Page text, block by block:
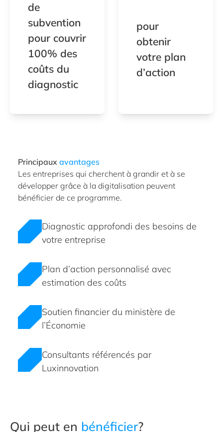
de
subvention
pour couvrir
100% des
coûts du
diagnostic
pour
obtenir
votre plan
d’action
Principaux avantages
Les entreprises qui cherchent à grandir et à se
développer grâce à la digitalisation peuvent
bénéficier de ce programme.
Diagnostic approfondi des besoins de
votre entreprise
Plan d’action personnalisé avec
estimation des coûts
Soutien financier du ministère de
l’Économie
Consultants référencés par
Luxinnovation
Qui peut en bénéficier?